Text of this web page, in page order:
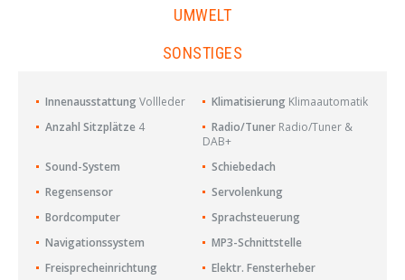
UMWELT
SONSTIGES
Innenausstattung Vollleder Klimatisierung Klimaautomatik
Anzahl Sitzplätze 4 Radio/Tuner Radio/Tuner &
DAB+
Sound-System
Schiebedach
Regensensor
Servolenkung
Bordcomputer
Sprachsteuerung
Navigationssystem
MP3-Schnittstelle
Freisprecheinrichtung
Elektr. Fensterheber